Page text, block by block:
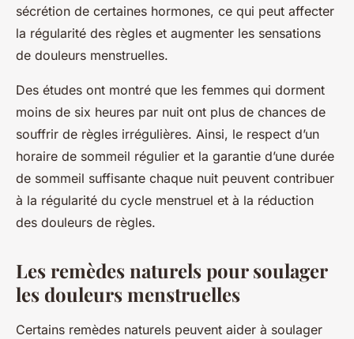
sécrétion de certaines hormones, ce qui peut affecter
la régularité des règles et augmenter les sensations
de douleurs menstruelles.
Des études ont montré que les femmes qui dorment
moins de six heures par nuit ont plus de chances de
souffrir de règles irrégulières. Ainsi, le respect d’un
horaire de sommeil régulier et la garantie d’une durée
de sommeil suffisante chaque nuit peuvent contribuer
à la régularité du cycle menstruel et à la réduction
des douleurs de règles.
Les remèdes naturels pour soulager
les douleurs menstruelles
Certains remèdes naturels peuvent aider à soulager